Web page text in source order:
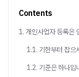
Contents
1. 개인사업자 등록은
1.1. 기한부터 잡으
1.2. 기준은 하나입